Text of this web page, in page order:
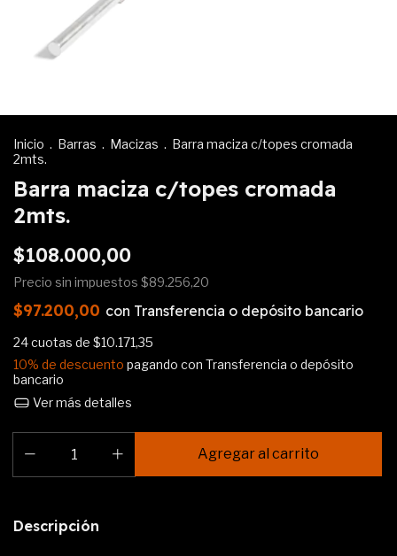
Inicio . Barras . Macizas . Barra maciza c/topes cromada
2mts.
Barra maciza c/topes cromada
2mts.
$108.000,00
Precio sin impuestos $89.256,20
$97.200,00 con Transferencia o depósito bancario
24cuotas de $10.171,35
10% de descuento pagando con Transferencia o depósito
bancario
Ver más detalles
Descripción